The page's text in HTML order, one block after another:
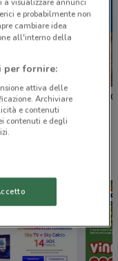
Diana
a visualizzare annunci
e probabilmente non
cambiare idea
all'interno della
per fornire:
attiva delle
Archiviare
e contenuti
contenuti e degli